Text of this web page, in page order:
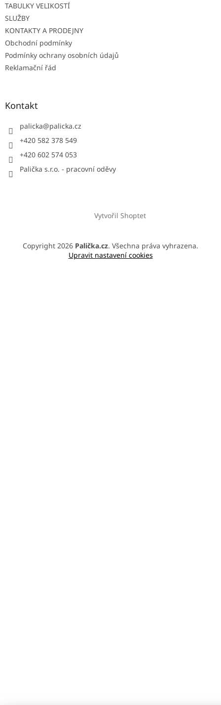
TABULKY VELIKOSTÍ
SLUŽBY
KONTAKTY A PRODEJNY
Obchodní podmínky
Podmínky ochrany osobních údajů
Reklamační řád
Kontakt
palicka@palicka.cz
+420 582 378 549
+420 602 574 053
Palička s.r.o. - pracovní oděvy
Vytvořil Shoptet
Copyright 2026 Palička.cz. Všechna práva vyhrazena.
Upravit nastavení cookies